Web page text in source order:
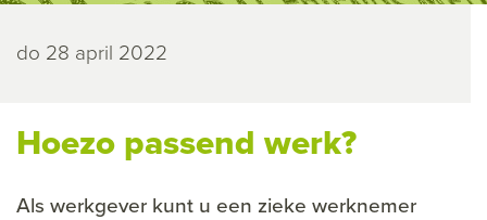
do 28 april 2022
Hoezo passend werk?
Als werkgever kunt u een zieke werknemer